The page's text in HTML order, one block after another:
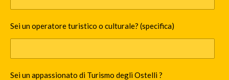
Sei un operatore turistico o culturale? (specifica)
Sei un appassionato di Turismo degli Ostelli ?